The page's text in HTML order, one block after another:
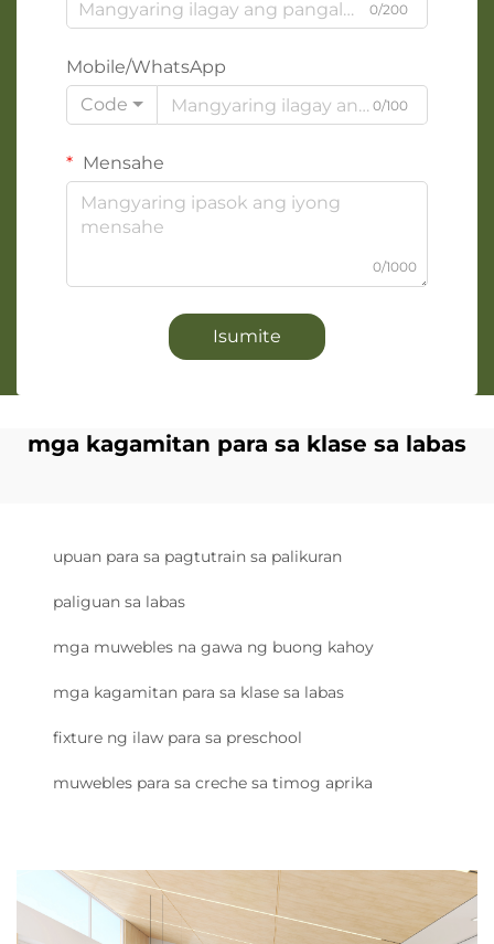
0/200
Mobile/WhatsApp
Code
0/100
Mensahe
0/1000
Isumite
mga kagamitan para sa klase sa labas
upuan para sa pagtutrain sa palikuran
paliguan sa labas
mga muwebles na gawa ng buong kahoy
mga kagamitan para sa klase sa labas
fixture ng ilaw para sa preschool
muwebles para sa creche sa timog aprika